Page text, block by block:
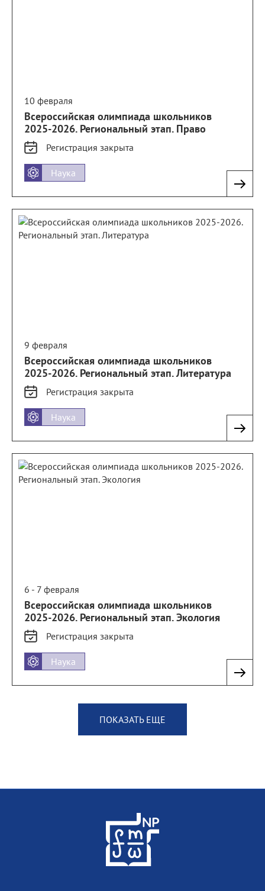
10 февраля
Всероссийская олимпиада школьников
2025-2026. Региональный этап. Право
Регистрация закрыта
Наука
9 февраля
Всероссийская олимпиада школьников
2025-2026. Региональный этап. Литература
Регистрация закрыта
Наука
6 - 7 февраля
Всероссийская олимпиада школьников
2025-2026. Региональный этап. Экология
Регистрация закрыта
Наука
ПОКАЗАТЬ ЕЩЕ